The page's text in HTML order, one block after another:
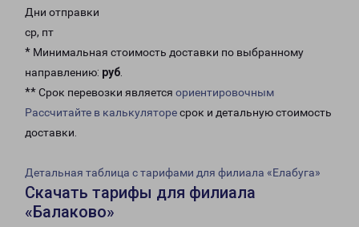
Дни отправки
ср, пт
* Минимальная стоимость доставки по выбранному
направлению: руб.
** Срок перевозки является ориентировочным
Рассчитайте в калькуляторесрок и детальную стоимость
доставки.
Детальная таблица с тарифами для филиала «Елабуга»
Скачать тарифы для филиала
«Балаково»